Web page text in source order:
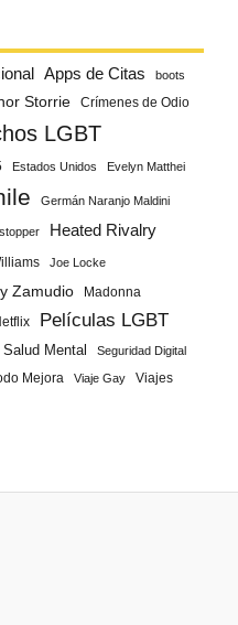
Apps de Citas boots
Storrie Crímenes de Odio
LGBT
Estados Unidos Evelyn Matthei
Germán Naranjo Maldini
Heated Rivalry
Joe Locke
Zamudio Madonna
Películas LGBT
Salud Mental Seguridad Digital
Mejora Viaje Gay
Viajes